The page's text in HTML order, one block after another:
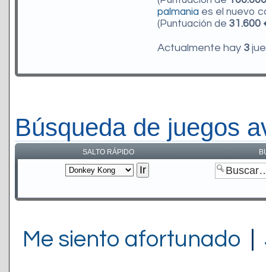
palmania es el nuevo
(Puntuación de 31.600
Actualmente hay 3
Búsqueda de juegos
SALTO RÁPIDO
Me siento afortunado